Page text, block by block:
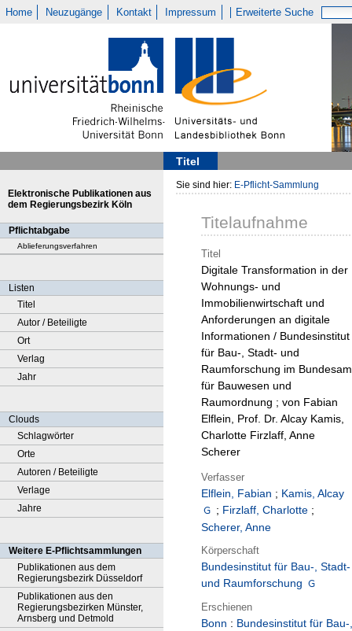
Home Neuzugänge Kontakt Impressum Erweiterte Suche
Titel
Elektronische Publikationen aus
dem Regierungsbezirk Köln
Pflichtabgabe
Ablieferungsverfahren
Listen
Titel
Autor / Beteiligte
Ort
Verlag
Jahr
Clouds
Schlagwörter
Orte
Autoren / Beteiligte
Verlage
Jahre
Weitere E-Pflichtsammlungen
Publikationen aus dem
Regierungsbezirk Düsseldorf
Publikationen aus den
Regierungsbezirken Münster,
Arnsberg und Detmold
Sie sind hier: E-Pflicht-Sammlung
Titelaufnahme
Titel
Digitale Transformation in der
Wohnungs- und
Immobilienwirtschaft und
Anforderungen an digitale
Informationen / Bundesinstitut
für Bau-, Stadt- und
Raumforschung im
für Bauwesen und
Raumordnung ; von Fabian
Elflein, Prof. Dr. Alcay Kamis,
Charlotte Firzlaff, Anne
Scherer
Verfasser
Elflein, Fabian ; Kamis, Alcay
; Firzlaff, Charlotte ;
Scherer, Anne
Körperschaft
Bundesinstitut für Bau-, Stadt-
und Raumforschung
Erschienen
Bonn : Bundesinstitut für Bau-,